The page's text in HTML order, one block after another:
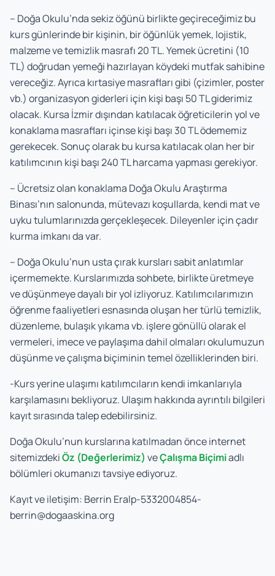
– Doğa Okulu’nda sekiz öğünü birlikte geçireceğimiz bu
kurs günlerinde bir kişinin, bir öğünlük yemek, lojistik,
malzeme ve temizlik masrafı 20 TL. Yemek ücretini (10
TL) doğrudan yemeği hazırlayan köydeki mutfak sahibine
vereceğiz. Ayrıca kırtasiye masrafları gibi (çizimler, poster
vb.) organizasyon giderleri için kişi başı 50 TL giderimiz
olacak. Kursa İzmir dışından katılacak öğreticilerin yol ve
konaklama masrafları içinse kişi başı 30 TL ödememiz
gerekecek. Sonuç olarak bu kursa katılacak olan her bir
katılımcının kişi başı 240 TL harcama yapması gerekiyor.
– Ücretsiz olan konaklama Doğa Okulu Araştırma
Binası’nın salonunda, mütevazı koşullarda, kendi mat ve
uyku tulumlarınızda gerçekleşecek. Dileyenler için çadır
kurma imkanı da var.
– Doğa Okulu’nun usta çırak kursları sabit anlatımlar
içermemekte. Kurslarımızda sohbete, birlikte üretmeye
ve düşünmeye dayalı bir yol izliyoruz. Katılımcılarımızın
öğrenme faaliyetleri esnasında oluşan her türlü temizlik,
düzenleme, bulaşık yıkama vb. işlere gönüllü olarak el
vermeleri, imece ve paylaşıma dahil olmaları okulumuzun
düşünme ve çalışma biçiminin temel özelliklerinden biri.
-Kurs yerine ulaşımı katılımcıların kendi imkanlarıyla
karşılamasını bekliyoruz. Ulaşım hakkında ayrıntılı bilgileri
kayıt sırasında talep edebilirsiniz.
Doğa Okulu’nun kurslarına katılmadan önce internet
sitemizdekiÖz (Değerlerimiz) veÇalışma Biçimiadlı
bölümleri okumanızı tavsiye ediyoruz.
Kayıt ve iletişim: Berrin Eralp-5332004854-
berrin@dogaaskina.org